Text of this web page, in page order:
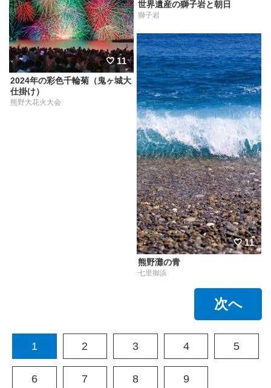
世界遺産の獅子岩と朝日
獅子岩
11
2024年の彩色千輪菊（鬼ヶ城大
仕掛け）
熊野大花火大会
11
熊野灘の青
七里御浜
次へ
1 2 3 4 5
6 7 8 9